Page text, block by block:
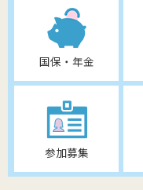
国保・年金
参加募集